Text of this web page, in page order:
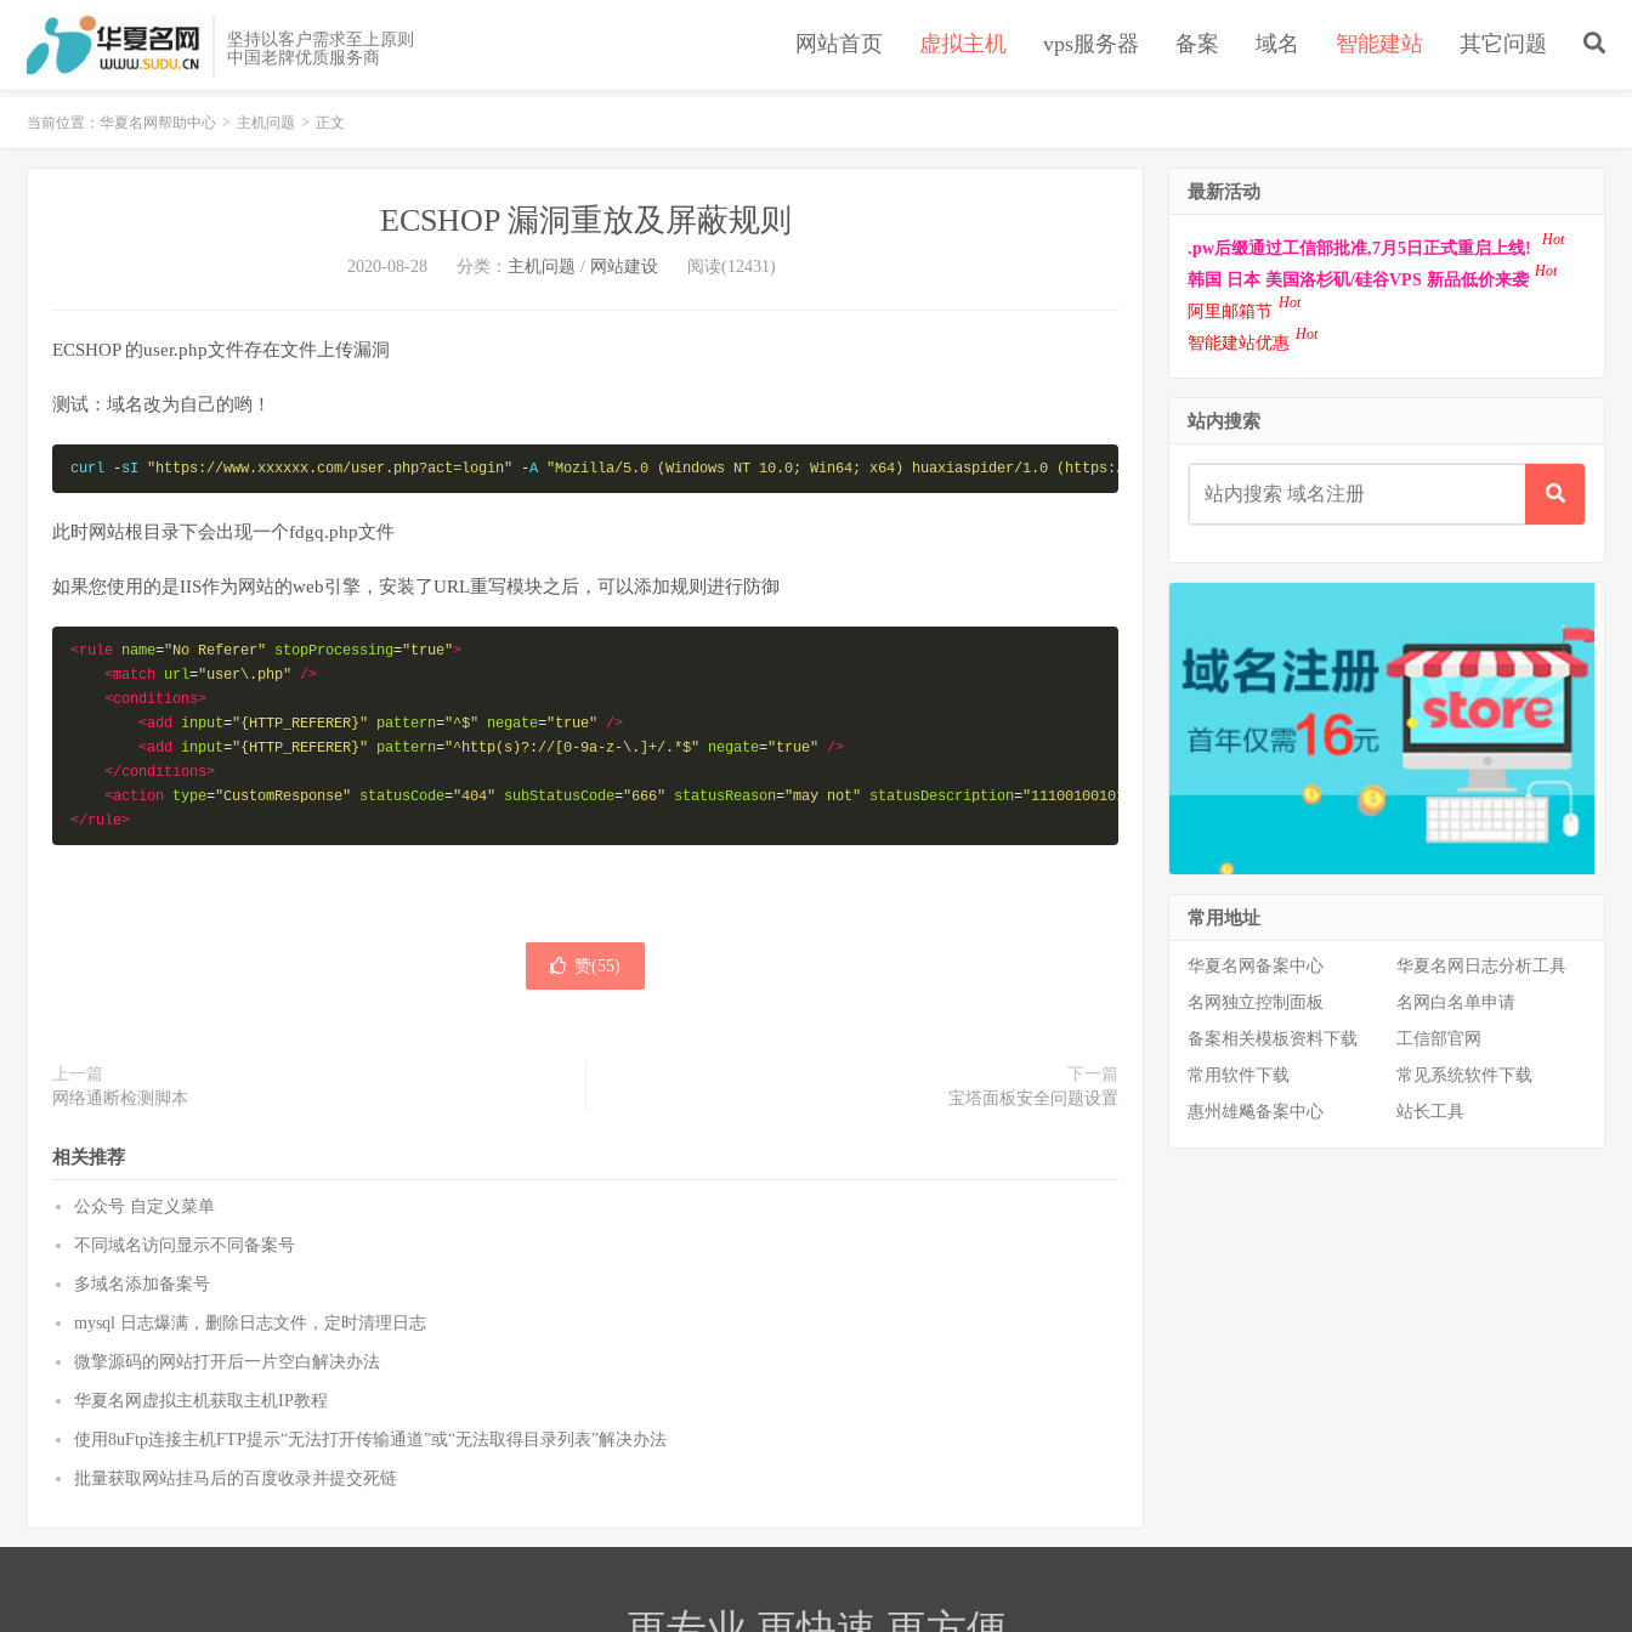
坚持以客户需求至上原则
中国老牌优质服务商
网站首页 虚拟主机 vps服务器 备案 域名 智能建站 其它问题
当前位置： 华夏名网帮助中心 > 主机问题 > 正文
ECSHOP 漏洞重放及屏蔽规则
2020-08-28 分类： 主机问题 / 网站建设 阅读(12431)
ECSHOP 的user.php文件存在文件上传漏洞
测试：域名改为自己的哟！
curl -sI "https://www.xxxxxx.com/user.php?act=login" -A "Mozilla/5.0 (Windows NT 10.0; Win64; x64) huaxiaspider/1.0 (https://www.xxxx.cn/spider.html)" --referer
此时网站根目录下会出现一个fdgq.php文件
如果您使用的是IIS作为网站的web引擎，安装了URL重写模块之后，可以添加规则进行防御
<rule name="No Referer" stopProcessing="true">
<match url="user\.php"
/>
<conditions>
<add input="{HTTP_REFERER}" pattern="^$" negate="true"
/>
<add input="{HTTP_REFERER}" pattern="^http(s)?://[0-9a-z-\.]+/.*$" negate="true"
/>
</conditions>
<action type="CustomResponse" statusCode="404" subStatusCode="666" statusReason="may not" statusDescription="111001001011110110100000 111001101001100010101111
</rule>
赞(55)
上一篇
网络通断检测脚本
下一篇
宝塔面板安全问题设置
相关推荐
公众号 自定义菜单
不同域名访问显示不同备案号
多域名添加备案号
mysql 日志爆满，删除日志文件，定时清理日志
微擎源码的网站打开后一片空白解决办法
华夏名网虚拟主机获取主机IP教程
使用8uFtp连接主机FTP提示“无法打开传输通道”或“无法取得目录列表”解决办法
批量获取网站挂马后的百度收录并提交死链
最新活动
.pw后缀通过工信部批准,7月5日正式重启上线! Hot
韩国 日本 美国洛杉矶/硅谷VPS 新品低价来袭 Hot
阿里邮箱节 Hot
智能建站优惠 Hot
站内搜索
常用地址
华夏名网备案中心
华夏名网日志分析工具
名网独立控制面板
名网白名单申请
备案相关模板资料下载
工信部官网
常用软件下载
常见系统软件下载
惠州雄飚备案中心
站长工具